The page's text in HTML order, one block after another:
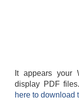
It appears your
display PDF files.
here to download